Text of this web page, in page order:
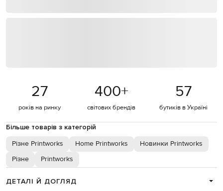
27
років на ринку
400+
світових брендів
57
бутиків в Україні
Більше товарів з категорій
Різне Printworks Home Printworks
Новинки Printworks
Різне
Printworks
ДЕТАЛІ Й ДОГЛЯД